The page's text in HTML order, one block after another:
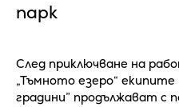
парк
След приключване на
„Тъмното езеро“
градини” продължават с